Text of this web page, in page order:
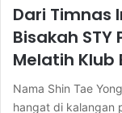
Dari Timnas
Bisakah
Melatih Klub
Nama Shin Tae
hangat di kalangan